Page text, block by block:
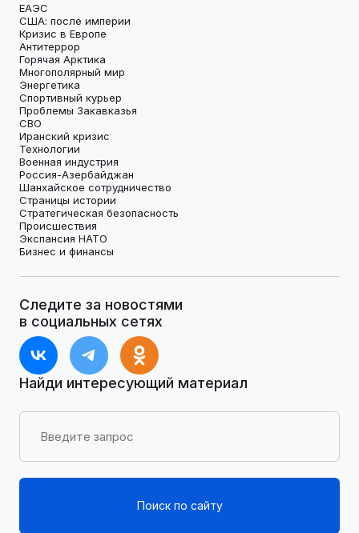
ЕАЭС
США: после империи
Кризис в Европе
Антитеррор
Горячая Арктика
Многополярный мир
Энергетика
Спортивный курьер
Проблемы Закавказья
СВО
Иранский кризис
Технологии
Военная индустрия
Россия-Азербайджан
Шанхайское сотрудничество
Страницы истории
Стратегическая безопасность
Происшествия
Экспансия НАТО
Бизнес и финансы
Следите за новостями
в социальных сетях
Найди интересующий материал
Поиск по сайту